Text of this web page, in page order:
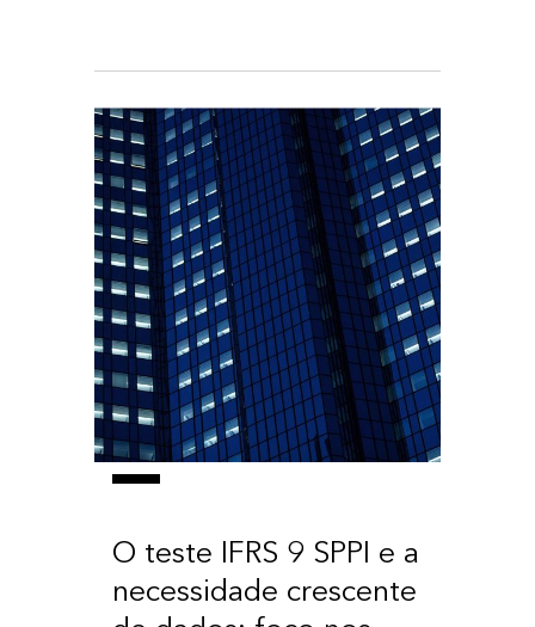
O teste IFRS 9 SPPI e a
necessidade crescente